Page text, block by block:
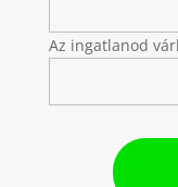
Az ingatlanod